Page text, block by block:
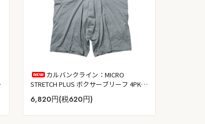
カルバンクライン：MICRO
STRETCH PLUS ボクサーブリーフ 4PK
(ブラック／タービュランス／CKブラッ
ク／ウルフグレー)
6,820円(税620円)